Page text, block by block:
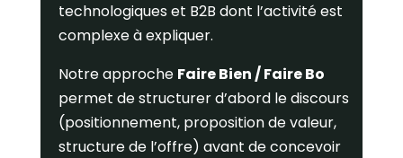
technologiques et B2B dont l’activité est
complexe à expliquer.
Notre approche Faire Bien / Faire Bo
permet de structurer d’abord le discours
(positionnement, proposition de valeur,
structure de l’offre) avant de concevoir